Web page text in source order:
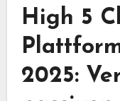
High 5
2025: